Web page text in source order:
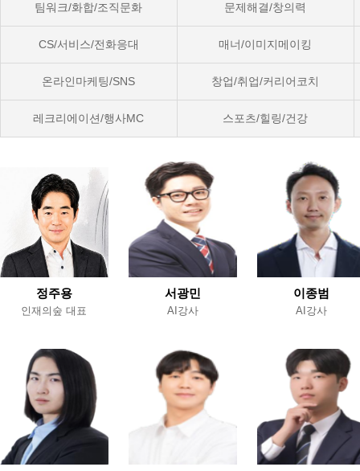
팀워크/화합/조직문화 문제해결/창의력
CS/서비스/전화응대 매너/이미지메이킹
온라인마케팅/SNS 창업/취업/커리어코치
레크리에이션/행사MC 스포츠/힐링/건강
정주용
인재의숲 대표
서광민
AI강사
이종범
AI강사